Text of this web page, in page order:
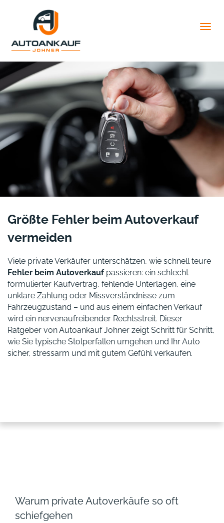
Größte Fehler beim Autoverkauf
vermeiden
Viele private Verkäufer unterschätzen, wie schnell teure
Fehler beim Autoverkaufpassieren: ein schlecht
formulierter Kaufvertrag, fehlende Unterlagen, eine
unklare Zahlung oder Missverständnisse zum
Fahrzeugzustand – und aus einem einfachen Verkauf
wird ein nervenaufreibender Rechtsstreit. Dieser
Ratgeber von Autoankauf Johner zeigt Schritt für Schritt,
wie Sie typische Stolperfallen umgehen und Ihr Auto
sicher, stressarm und mit gutem Gefühl verkaufen.
Warum private Autoverkäufe so oft
schiefgehen